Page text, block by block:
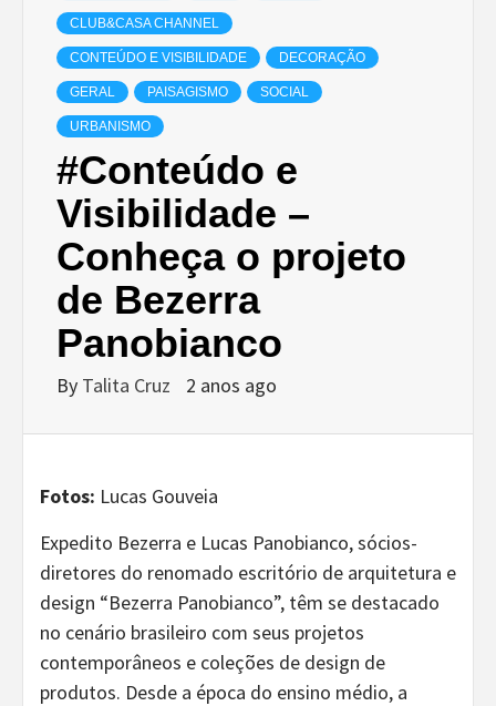
CLUB&CASA CHANNEL
CONTEÚDO E VISIBILIDADE DECORAÇÃO
GERAL PAISAGISMO SOCIAL
URBANISMO
#Conteúdo e
Visibilidade –
Conheça o projeto
de Bezerra
Panobianco
By Talita Cruz 2 anos ago
Fotos: Lucas Gouveia
Expedito Bezerra e Lucas Panobianco, sócios-
diretores do renomado escritório de arquitetura e
design “Bezerra Panobianco”, têm se destacado
no cenário brasileiro com seus projetos
contemporâneos e coleções de design de
produtos. Desde a época do ensino médio, a